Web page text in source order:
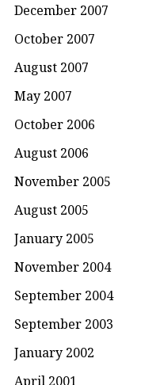
December 2007
October 2007
August 2007
May 2007
October 2006
August 2006
November 2005
August 2005
January 2005
November 2004
September 2004
September 2003
January 2002
April 2001